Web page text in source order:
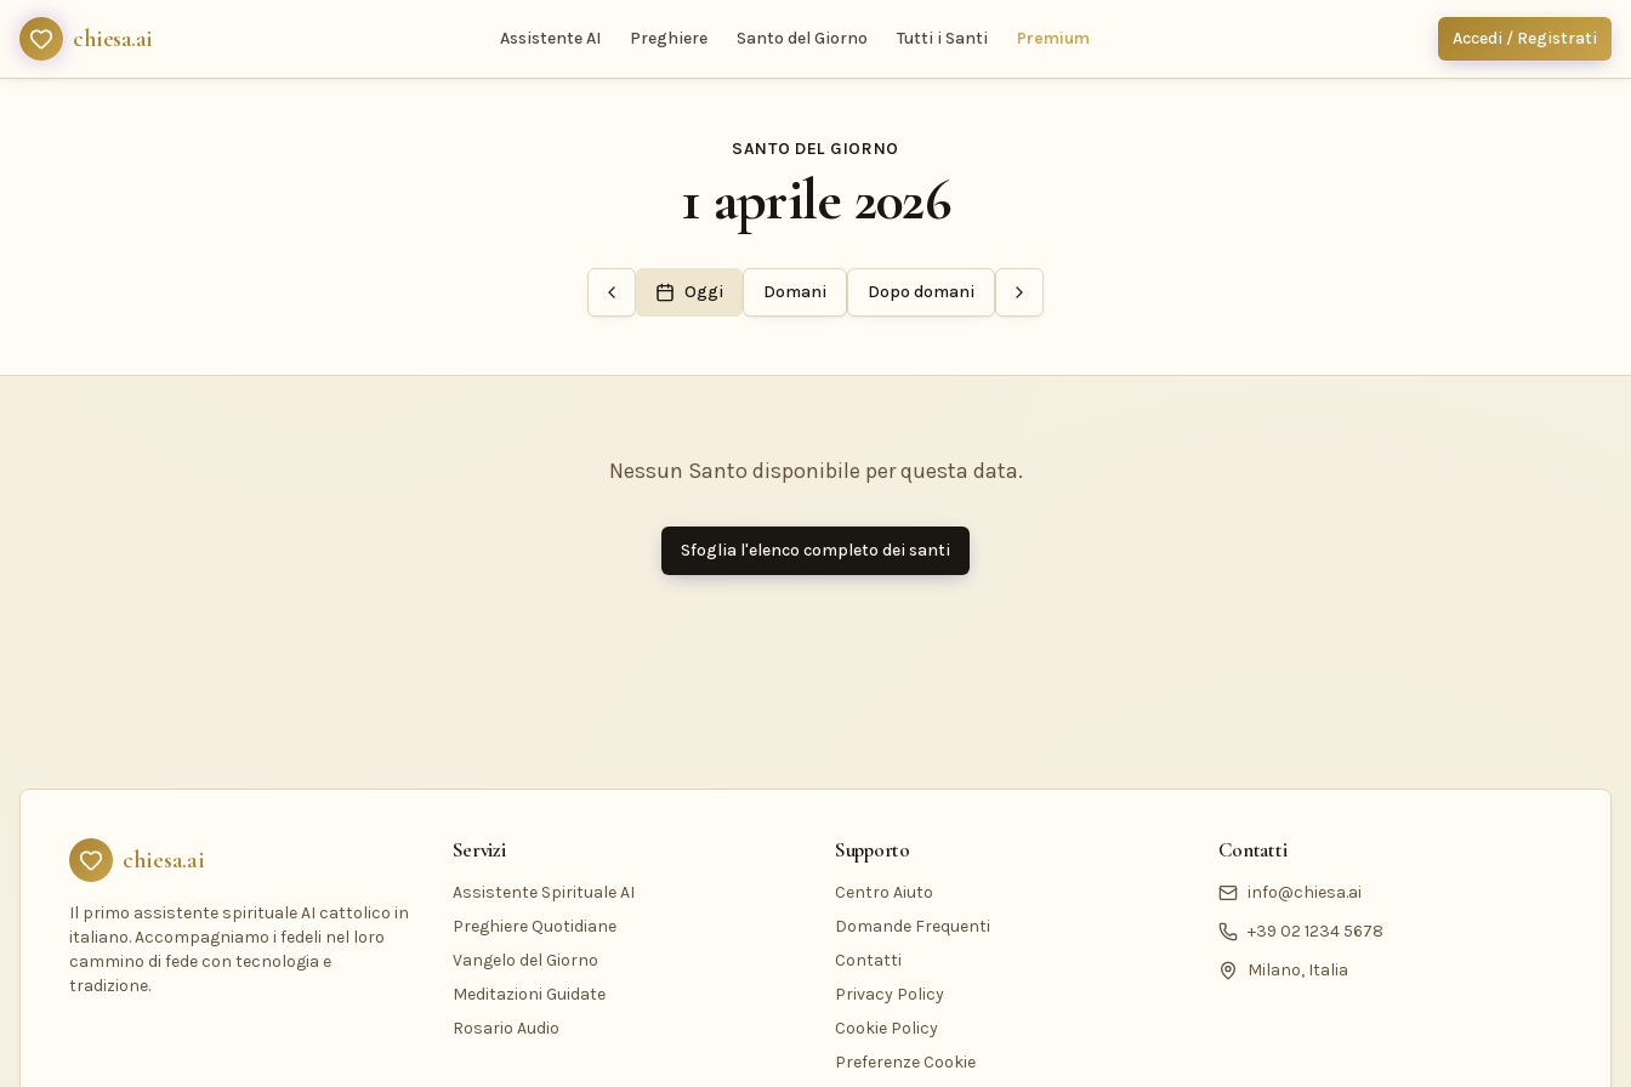
chiesa.ai Assistente AI Preghiere Santo del Giorno Tutti i Santi Premium Accedi / Registrati
SANTO DEL GIORNO
1 aprile 2026
Oggi Domani Dopo domani
Nessun Santo disponibile per questa data.
Sfoglia l'elenco completo dei santi
chiesa.ai
Il primo assistente spirituale AI cattolico in
italiano. Accompagniamo i fedeli nel loro
cammino di fede con tecnologia e
tradizione.
Servizi
Assistente Spirituale AI
Preghiere Quotidiane
Vangelo del Giorno
Meditazioni Guidate
Rosario Audio
Supporto
Centro Aiuto
Domande Frequenti
Contatti
Privacy Policy
Cookie Policy
Preferenze Cookie
Contatti
info@chiesa.ai
+39 02 1234 5678
Milano, Italia